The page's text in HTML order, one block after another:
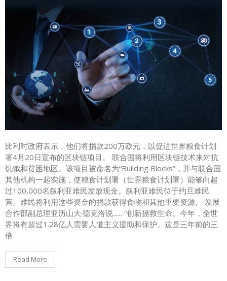
比利时政府表示，他们将捐款200万欧元，以促进世界粮食计划
署4月20日宣布的区块链项目。 联合国将利用区块链技术来对抗
饥饿和贫困地区。该项目被命名为“Building Blocks”，并与联合国
其他机构一起实施，使粮食计划署（世界粮食计划署）能够向超
过100,000名叙利亚难民发放现金。叙利亚难民位于约旦难民
营。难民将利用这些资金的捐款获得食物和其他重要资源。 发展
合作部副总理亚历山大·德克洛说...... “创新拯救生命。今年，全世
界将有超过1.28亿人需要人道主义援助和保护。这是三年前的三
倍
Read More